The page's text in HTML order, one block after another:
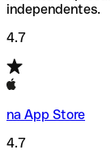
independentes.
4.7
na App Store
4.7